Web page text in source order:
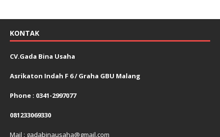
KONTAK
CV.Gada Bina Usaha
Asrikaton Indah F 6 / Graha GBU Malang
Phone : 0341-2997077
081233069330
Mail : gadabinausaha@gmail.com